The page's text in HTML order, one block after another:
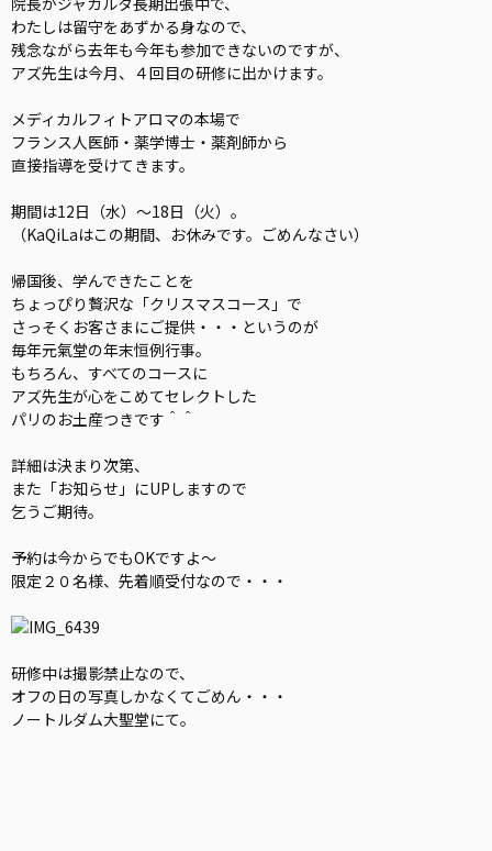
わたしは留守をあずかる身なので、
残念ながら去年も今年も参加できないのですが、
アズ先生は今月、４回目の研修に出かけます。
メディカルフィトアロマの本場で
フランス人医師・薬学博士・薬剤師から
直接指導を受けてきます。
期間は12日（水）〜18日（火）。
（KaQiLaはこの期間、お休みです。ごめんなさい）
帰国後、学んできたことを
ちょっぴり贅沢な「クリスマスコース」で
さっそくお客さまにご提供・・・というのが
毎年元氣堂の年末恒例行事。
もちろん、すべてのコースに
アズ先生が心をこめてセレクトした
パリのお土産つきです＾＾
詳細は決まり次第、
また「お知らせ」にUPしますので
乞うご期待。
予約は今からでもOKですよ〜
限定２０名様、先着順受付なので・・・
研修中は撮影禁止なので、
オフの日の写真しかなくてごめん・・・
ノートルダム大聖堂にて。